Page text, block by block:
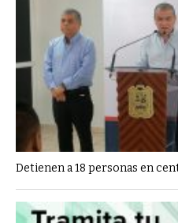
Detienen a 18 personas en